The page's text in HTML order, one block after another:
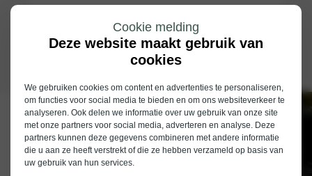
Cookie melding
Deze website maakt gebruik van
cookies
We gebruiken cookies om content en advertenties te personaliseren,
om functies voor social media te bieden en om ons websiteverkeer te
analyseren. Ook delen we informatie over uw gebruik van onze site
met onze partners voor social media, adverteren en analyse. Deze
partners kunnen deze gegevens combineren met andere informatie
die u aan ze heeft verstrekt of die ze hebben verzameld op basis van
uw gebruik van hun services.
Schrijf je in voor de nieuwsbrief van
Nieuwenhuijse
E-mailadres